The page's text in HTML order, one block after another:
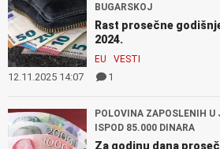
BUGARSKOJ
Rast prosečne
2024.
EU VESTI
12.11.2025 14:07 1
POLOVINA ZAPOSLENIH U
ISPOD 85.000 DINARA
Za godinu dana